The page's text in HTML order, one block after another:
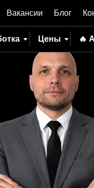
Вакансии Блог
Цены 🔥